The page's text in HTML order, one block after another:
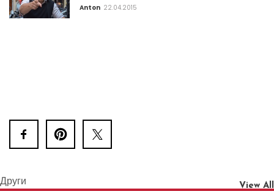
Anton 22.04.2015
Други View All